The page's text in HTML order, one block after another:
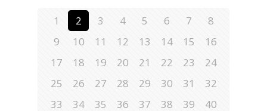
1 2 3 4 5 6 7
8
9
10 11 12 13 14 15
16
17
18 19 20 21 22 23
24
25
26 27 28 29 30 31
32
33
34 35 36 37 38 39
40